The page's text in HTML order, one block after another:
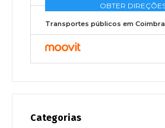
Transportes públicos em Coimbra
Categorias